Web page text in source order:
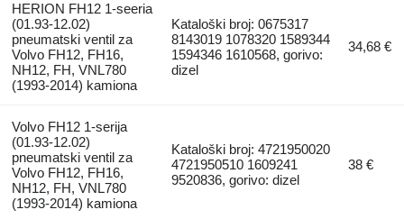
HERION FH12 1-seeria
(01.93-12.02)
pneumatski ventil za
Volvo FH12, FH16,
NH12, FH, VNL780
(1993-2014) kamiona
Kataloški broj: 0675317
8143019 1078320 1589344
1594346 1610568, gorivo:
dizel
34,68 €
Volvo FH12 1-serija
(01.93-12.02)
pneumatski ventil za
Volvo FH12, FH16,
NH12, FH, VNL780
(1993-2014) kamiona
Kataloški broj: 4721950020
4721950510 1609241
9520836, gorivo: dizel
38 €